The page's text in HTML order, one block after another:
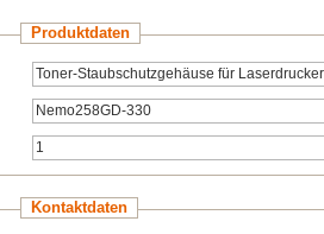
Produktdaten
Kontaktdaten